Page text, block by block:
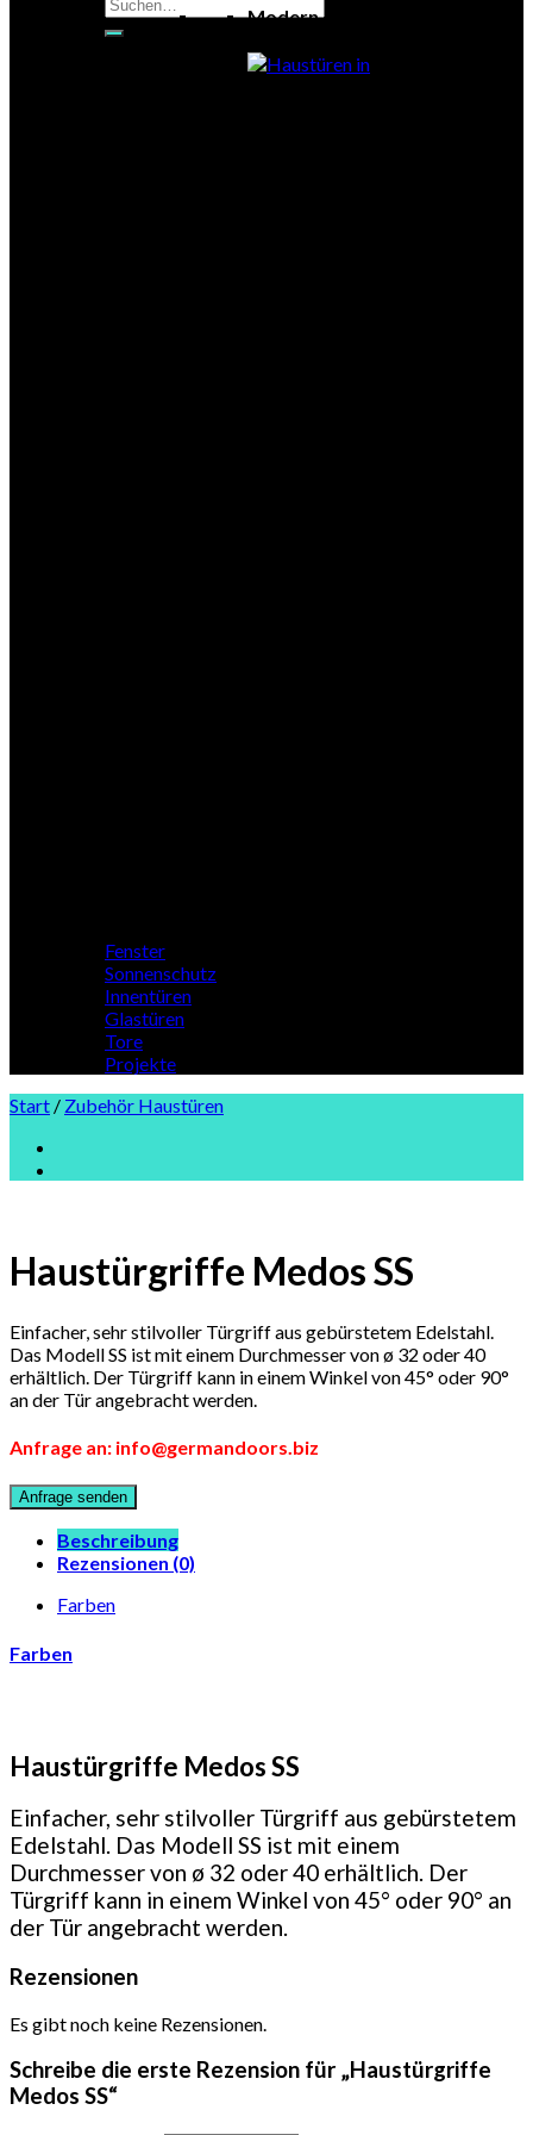
nach:
Modern
Fenster
Sonnenschutz
Innentüren
Glastüren
Tore
Projekte
Start / Zubehör Haustüren
Haustürgriffe Medos SS
Einfacher, sehr stilvoller Türgriff aus gebürstetem Edelstahl.
Das Modell SS ist mit einem Durchmesser von ø 32 oder 40
erhältlich. Der Türgriff kann in einem Winkel von 45° oder 90°
an der Tür angebracht werden.
Anfrage an: info@germandoors.biz
Beschreibung
Rezensionen (0)
Farben
Farben
Haustürgriffe Medos SS
Einfacher, sehr stilvoller Türgriff aus gebürstetem
Edelstahl. Das Modell SS ist mit einem
Durchmesser von ø 32 oder 40 erhältlich. Der
Türgriff kann in einem Winkel von 45° oder 90° an
der Tür angebracht werden.
Rezensionen
Es gibt noch keine Rezensionen.
Schreibe die erste Rezension für „Haustürgriffe
Medos SS“